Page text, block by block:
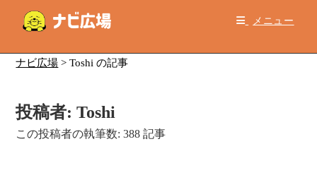
メニュー
ナビ広場 >Toshi の記事
投稿者:Toshi
この投稿者の執筆数: 388 記事